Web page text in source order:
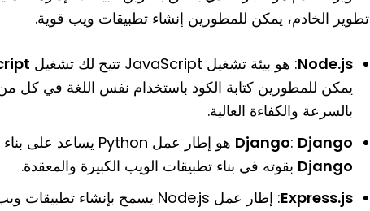
تطوير الخادم، يمكن للمطورين إنشاء تطبيقات ويب قوية.
Node.js: هو بيئة تشغيل JavaScript تتيح لك تشغيل
يمكن للمطورين كتابة الكود باستخدام نفس اللغة في كل من
بالسرعة والكفاءة العالية.
Django: Django
هو إطار عمل Python يساعد على بناء تطبيقات ويب بسهولة وأمان. يشتهر
Django بقوته في بناء تطبيقات الويب الكبيرة والمعقدة.
Express.js: إطار عمل Node.js يسمح بإنشاء تطبيقات ويب وخوادم قوية بسرعة وسهولة. يتميز